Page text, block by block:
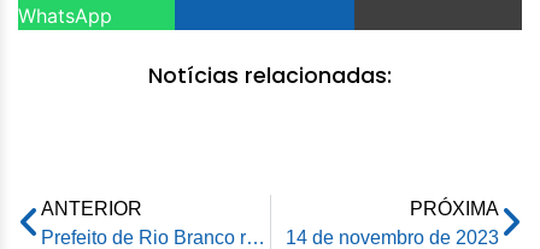
WhatsApp
Notícias relacionadas:
ANTERIOR
Prefeito de Rio Branco recebe mototaxistas que pedem mais rigor na fiscalização contra clandestinos
PRÓXIMA
14 de novembro de 2023